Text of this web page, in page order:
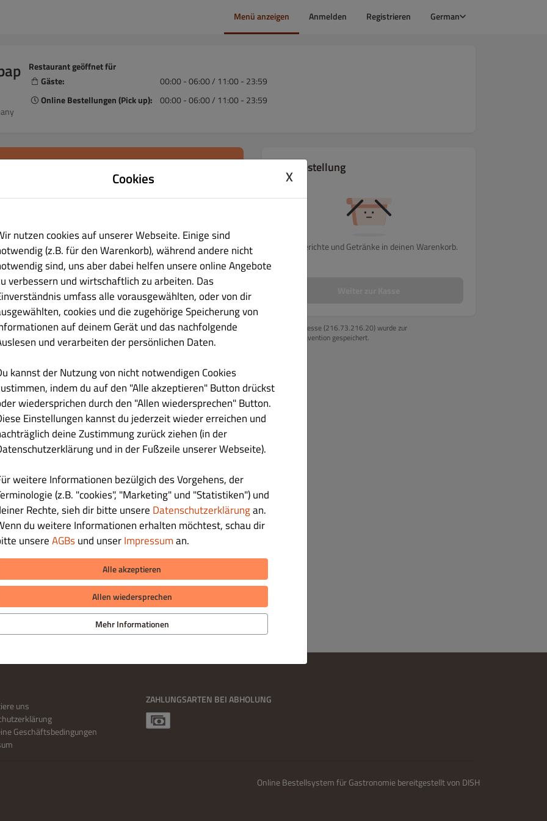
Menü anzeigen Anmelden Registrieren German
Restaurant geöffnet für
Gäste:
00:00 - 06:00 / 11:00 - 23:59
Online Bestellungen (Pick up):
00:00 - 06:00 / 11:00 - 23:59
Gerichte Salat Teller Gerichte Pommes Türkische Pizza
€ 5.50
€ 5.50
Ihre Bestellung
Lege Gerichte und Getränke in deinen Warenkorb.
Ihre IP-Adresse (216.73.216.20) wurde zur
Betrugsprävention gespeichert.
uns
Geschäftsbedingungen
ZAHLUNGSARTEN BEI ABHOLUNG
Online Bestellsystem für Gastronomie bereitgestellt von DISH
Cookies X
nutzen cookies auf unserer Webseite. Einige sind
(z.B. für den Warenkorb), während andere nicht
sind, uns aber dabei helfen unsere online Angebote
verbessern und wirtschaftlich zu arbeiten. Das
umfass alle vorausgewählten, oder von dir
cookies und die zugehörige Speicherung von
auf deinem Gerät und das nachfolgende
und verarbeiten der persönlichen Daten.
kannst der Nutzung von nicht notwendigen Cookies
indem du auf den "Alle akzeptieren" Button drückst
wiedersprichen durch den "Allen wiedersprechen" Button.
Einstellungen kannst du jederzeit wieder erreichen und
deine Zustimmung zurück ziehen (in der
und in der Fußzeile unserer Webseite).
weitere Informationen bezülgich des Vorgehens, der
(z.B. "cookies", "Marketing" und "Statistiken") und
Rechte, sieh dir bitte unsere Datenschutzerklärungan.
du weitere Informationen erhalten möchtest, schau dir
unsereAGBsund unserImpressuman.
Alle akzeptieren
Allen wiedersprechen
Mehr Informationen